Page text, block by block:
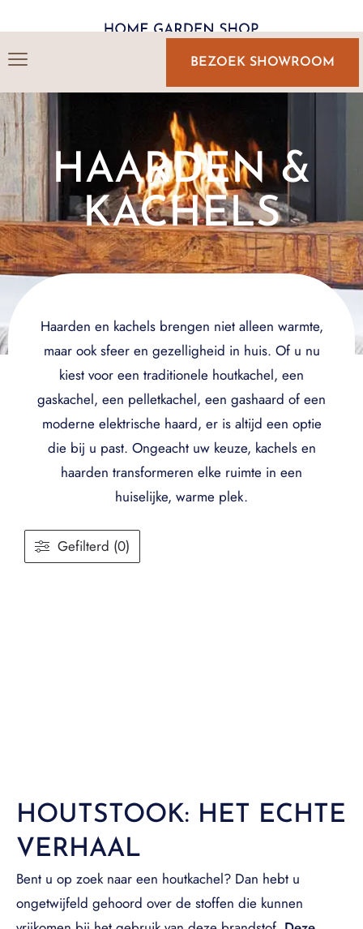
BEZOEK SHOWROOM
HAARDEN &
KACHELS
Haarden en kachels brengen niet alleen warmte,
maar ook sfeer en gezelligheid in huis. Of u nu
kiest voor een traditionele houtkachel, een
gaskachel, een pelletkachel, een gashaard of een
moderne elektrische haard, er is altijd een optie
die bij u past. Ongeacht uw keuze, kachels en
haarden transformeren elke ruimte in een
huiselijke, warme plek.
Gefilterd (0)
HOUTSTOOK: HET ECHTE
VERHAAL
Bent u op zoek naar een houtkachel? Dan hebt u
ongetwijfeld gehoord over de stoffen die kunnen